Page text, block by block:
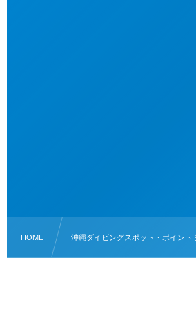
HOME 沖縄ダイビングスポット・ポイント